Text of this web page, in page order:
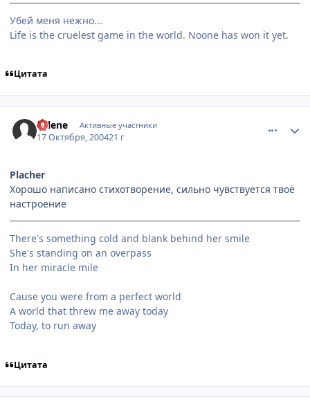
Убей меня нежно...
Life is the cruelest game in the world. Noone has won it yet.
Цитата
Selene Активные участники
17 Октября, 200421 г
Placher
Хорошо написано стихотворение, сильно чувствуется твоё
настроение
There's something cold and blank behind her smile
She's standing on an overpass
In her miracle mile
Cause you were from a perfect world
A world that threw me away today
Today, to run away
Цитата